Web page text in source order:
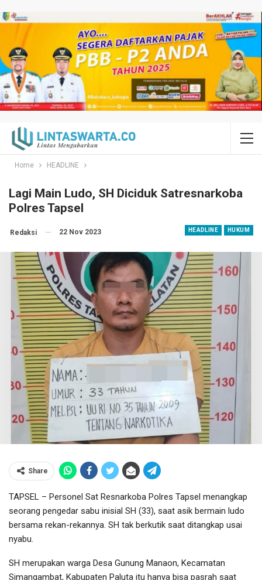
Home HEADLINE
Lagi Main Ludo, SH Diciduk Satresnarkoba
Polres Tapsel
HEADLINE HUKUM
Redaksi 22 Nov 2023
Share
TAPSEL – Personel Sat Resnarkoba Polres Tapsel menangkap
seorang pengedar sabu inisial SH (33), saat asik bermain ludo
bersama rekan-rekannya. SH tak berkutik saat ditangkap usai
nyabu.
SH merupakan warga Desa Gunung Manaon, Kecamatan
Simangambat, Kabupaten Paluta itu hanya bisa pasrah saat